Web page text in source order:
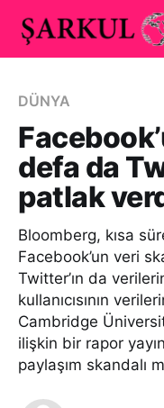
DÜNYA
defa da
patlak
Bloomberg, kısa
Facebook’un veri
Twitter’ın da
kullanıcısının
Cambridge
ilişkin bir rapor
paylaşım skandalı m